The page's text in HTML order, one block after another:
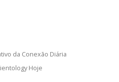
da Conexão Diária
Hoje